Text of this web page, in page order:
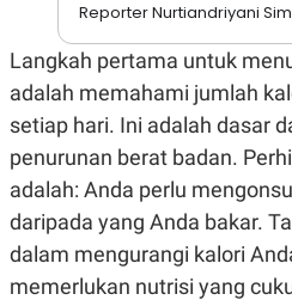
E
M
E
N
E
R
I
A
N
L
E
Reporter Nurtiandriyani
Langkah pertama untuk
adalah memahami jumlah
setiap hari. Ini adalah dasar
penurunan berat badan.
adalah: Anda perlu
daripada yang Anda bakar.
dalam mengurangi kalori
memerlukan nutrisi yang